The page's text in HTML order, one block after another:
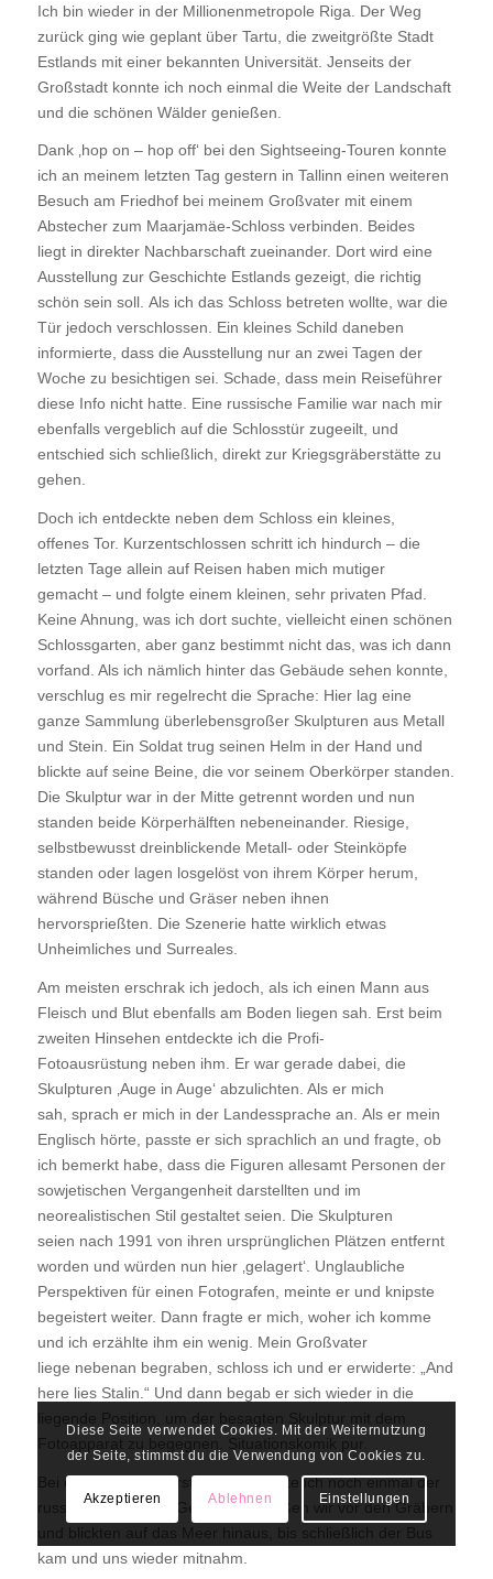
Ich bin wieder in der Millionenmetropole Riga. Der Weg
zurück ging wie geplant über Tartu, die zweitgrößte Stadt
Estlands mit einer bekannten Universität. Jenseits der
Großstadt konnte ich noch einmal die Weite der Landschaft
und die schönen Wälder genießen.
Dank ‚hop on – hop off‘ bei den Sightseeing-Touren konnte
ich an meinem letzten Tag gestern in Tallinn einen weiteren
Besuch am Friedhof bei meinem Großvater mit einem
Abstecher zum Maarjamäe-Schloss verbinden. Beides
liegt in direkter Nachbarschaft zueinander. Dort wird eine
Ausstellung zur Geschichte Estlands gezeigt, die richtig
schön sein soll. Als ich das Schloss betreten wollte, war die
Tür jedoch verschlossen. Ein kleines Schild daneben
informierte, dass die Ausstellung nur an zwei Tagen der
Woche zu besichtigen sei. Schade, dass mein Reiseführer
diese Info nicht hatte. Eine russische Familie war nach mir
ebenfalls vergeblich auf die Schlosstür zugeeilt, und
entschied sich schließlich, direkt zur Kriegsgräberstätte zu
gehen.
Doch ich entdeckte neben dem Schloss ein kleines,
offenes Tor. Kurzentschlossen schritt ich hindurch – die
letzten Tage allein auf Reisen haben mich mutiger
gemacht – und folgte einem kleinen, sehr privaten Pfad.
Keine Ahnung, was ich dort suchte, vielleicht einen schönen
Schlossgarten, aber ganz bestimmt nicht das, was ich dann
vorfand. Als ich nämlich hinter das Gebäude sehen konnte,
verschlug es mir regelrecht die Sprache: Hier lag eine
ganze Sammlung überlebensgroßer Skulpturen aus Metall
und Stein. Ein Soldat trug seinen Helm in der Hand und
blickte auf seine Beine, die vor seinem Oberkörper standen.
Die Skulptur war in der Mitte getrennt worden und nun
standen beide Körperhälften nebeneinander. Riesige,
selbstbewusst dreinblickende Metall- oder Steinköpfe
standen oder lagen losgelöst von ihrem Körper herum,
während Büsche und Gräser neben ihnen
hervorsprießten. Die Szenerie hatte wirklich etwas
Unheimliches und Surreales.
Am meisten erschrak ich jedoch, als ich einen Mann aus
Fleisch und Blut ebenfalls am Boden liegen sah. Erst beim
zweiten Hinsehen entdeckte ich die Profi-
Fotoausrüstung neben ihm. Er war gerade dabei, die
Skulpturen ‚Auge in Auge‘ abzulichten. Als er mich
sah, sprach er mich in der Landessprache an. Als er mein
Englisch hörte, passte er sich sprachlich an und fragte, ob
ich bemerkt habe, dass die Figuren allesamt Personen der
sowjetischen Vergangenheit darstellten und im
neorealistischen Stil gestaltet seien. Die Skulpturen
seien nach 1991 von ihren ursprünglichen Plätzen entfernt
worden und würden nun hier ‚gelagert‘. Unglaubliche
Perspektiven für einen Fotografen, meinte er und knipste
begeistert weiter. Dann fragte er mich, woher ich komme
und ich erzählte ihm ein wenig. Mein Großvater
liege nebenan begraben, schloss ich und er erwiderte: „And
here lies Stalin.“ Und dann begab er sich wieder in die
Bei der Kriegsgräberstätte begegnete ich noch einmal der
russischen Familie. Gemeinsam saßen wir vor den Gräbern
kam und uns wieder mitnahm.
Diese Seite verwendet Cookies. Mit der Weiternutzung
der Seite, stimmst du die Verwendung von Cookies zu.
Akzeptieren Ablehnen Einstellungen